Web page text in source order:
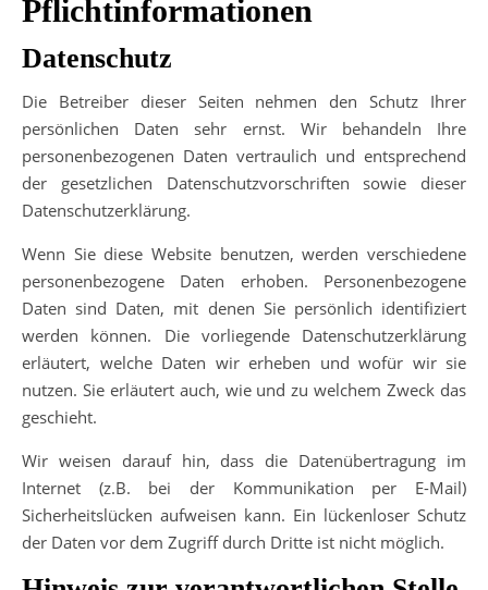
Pflichtinformationen
Datenschutz
Die Betreiber dieser Seiten nehmen den Schutz Ihrer
persönlichen Daten sehr ernst. Wir behandeln Ihre
personenbezogenen Daten vertraulich und entsprechend
der gesetzlichen Datenschutzvorschriften sowie dieser
Datenschutzerklärung.
Wenn Sie diese Website benutzen, werden verschiedene
personenbezogene Daten erhoben. Personenbezogene
Daten sind Daten, mit denen Sie persönlich identifiziert
werden können. Die vorliegende Datenschutzerklärung
erläutert, welche Daten wir erheben und wofür wir sie
nutzen. Sie erläutert auch, wie und zu welchem Zweck das
geschieht.
Wir weisen darauf hin, dass die Datenübertragung im
Internet (z.B. bei der Kommunikation per E-Mail)
Sicherheitslücken aufweisen kann. Ein lückenloser Schutz
der Daten vor dem Zugriff durch Dritte ist nicht möglich.